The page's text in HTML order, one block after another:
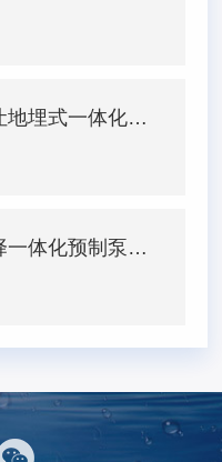
预制泵站使用更长久
泵站才能不“踩雷”